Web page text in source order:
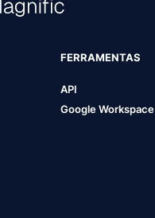
FERRAMENTAS
API
Google Workspace